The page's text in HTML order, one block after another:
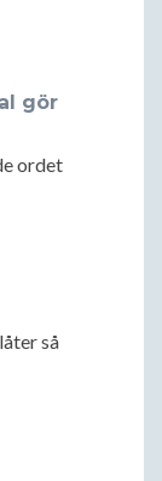
gör
ordet
så